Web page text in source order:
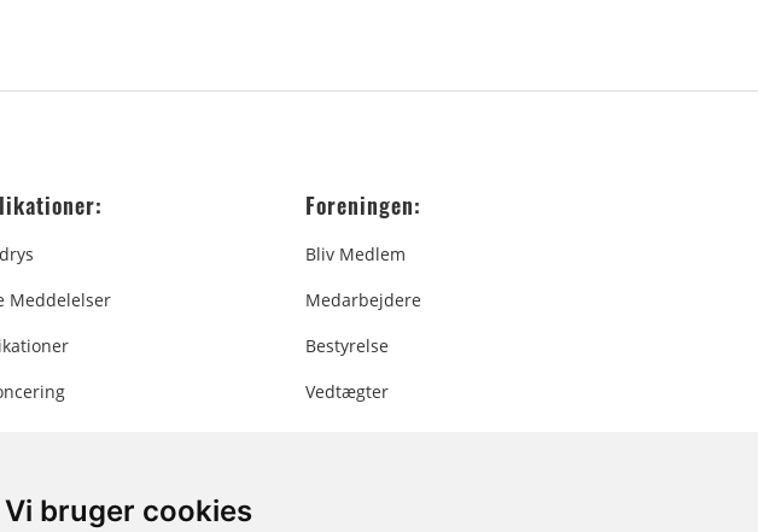
Vi bruger cookies
Meddelelser
Foreningen:
Bliv Medlem
Medarbejdere
Bestyrelse
Vedtægter